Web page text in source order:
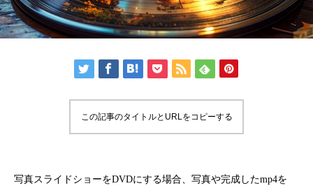
この記事のタイトルとURLをコピーする
写真スライドショーをDVDにする場合、写真や完成したmp4を